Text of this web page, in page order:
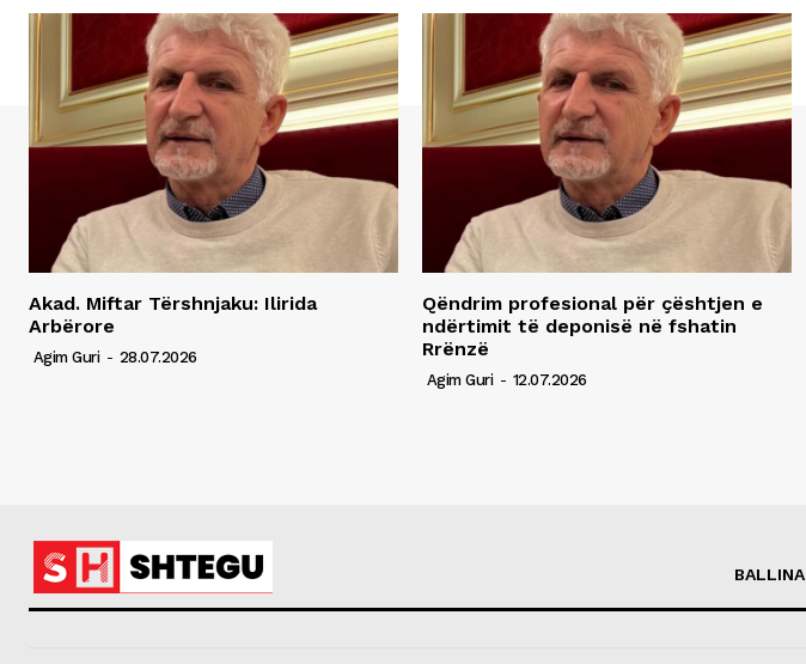
Akad. Miftar Tërshnjaku: Ilirida
Arbërore
Agim Guri - 28.07.2026
Qëndrim profesional për çështjen e
ndërtimit të deponisë në fshatin
Rrënzë
Agim Guri - 12.07.2026
BALLINA